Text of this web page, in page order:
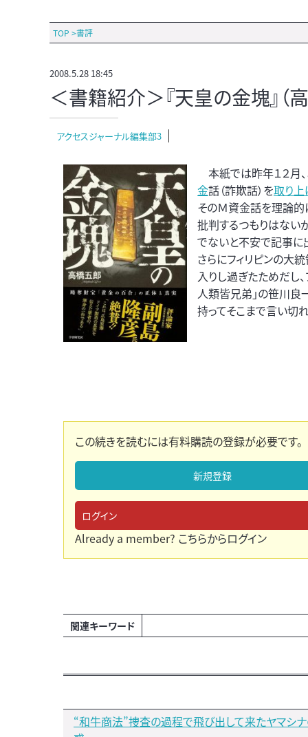
TOP >書評
2008.5.28 18:45
＜書籍紹介＞『天皇の金塊』（
アクセスジャーナル編集部3
本紙では昨年１２月
金話（詐欺話）を取り上
そのＭ資金話を理論的
批判するつもりはない
でないと不安で記事に
さらにフィリピンの大
入りし過ぎたためだし
人類皆兄弟」の笹川良
持ってそこまで言い切
この続きを読むには有料購読の登録が必要です。
新規登録
ログイン
Already a member? こちらからログイン
関連キーワード
“和牛商法”捜査の過程で飛び出して来たヤマシ